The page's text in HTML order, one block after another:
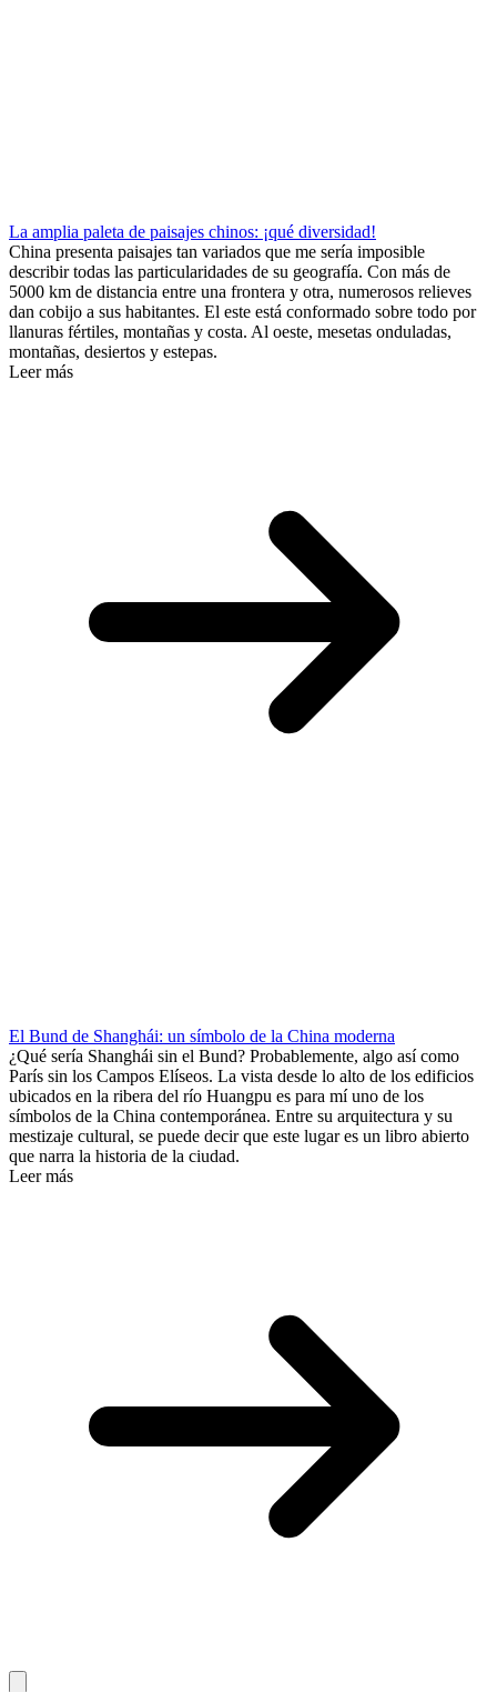
La amplia paleta de paisajes chinos: ¡qué diversidad!
China presenta paisajes tan variados que me sería imposible
describir todas las particularidades de su geografía. Con más de
5000 km de distancia entre una frontera y otra, numerosos relieves
dan cobijo a sus habitantes. El este está conformado sobre todo por
llanuras fértiles, montañas y costa. Al oeste, mesetas onduladas,
montañas, desiertos y estepas.
Leer más
El Bund de Shanghái: un símbolo de la China moderna
¿Qué sería Shanghái sin el Bund? Probablemente, algo así como
París sin los Campos Elíseos. La vista desde lo alto de los edificios
ubicados en la ribera del río Huangpu es para mí uno de los
símbolos de la China contemporánea. Entre su arquitectura y su
mestizaje cultural, se puede decir que este lugar es un libro abierto
que narra la historia de la ciudad.
Leer más